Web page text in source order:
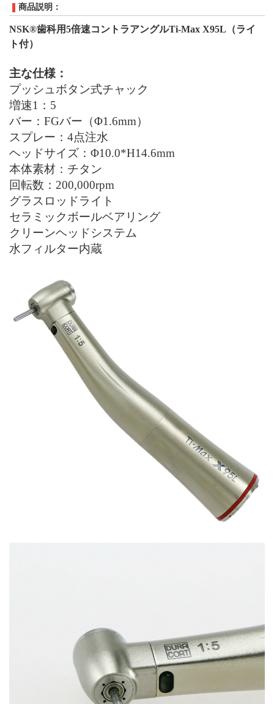
商品説明：
NSK®歯科用5倍速コントラアングルTi-Max X95L （ライ
ト付）
主な仕様：
プッシュボタン式チャック
増速1：5
バー： FGバー（Φ1.6mm）
スプレー：4点注水
ヘッドサイズ：Φ10.0*H14.6mm
本体素材：チタン
回転数： 200,000rpm
グラスロッドライト
セラミックボールベアリング
クリーンヘッドシステム
水フィルター内蔵